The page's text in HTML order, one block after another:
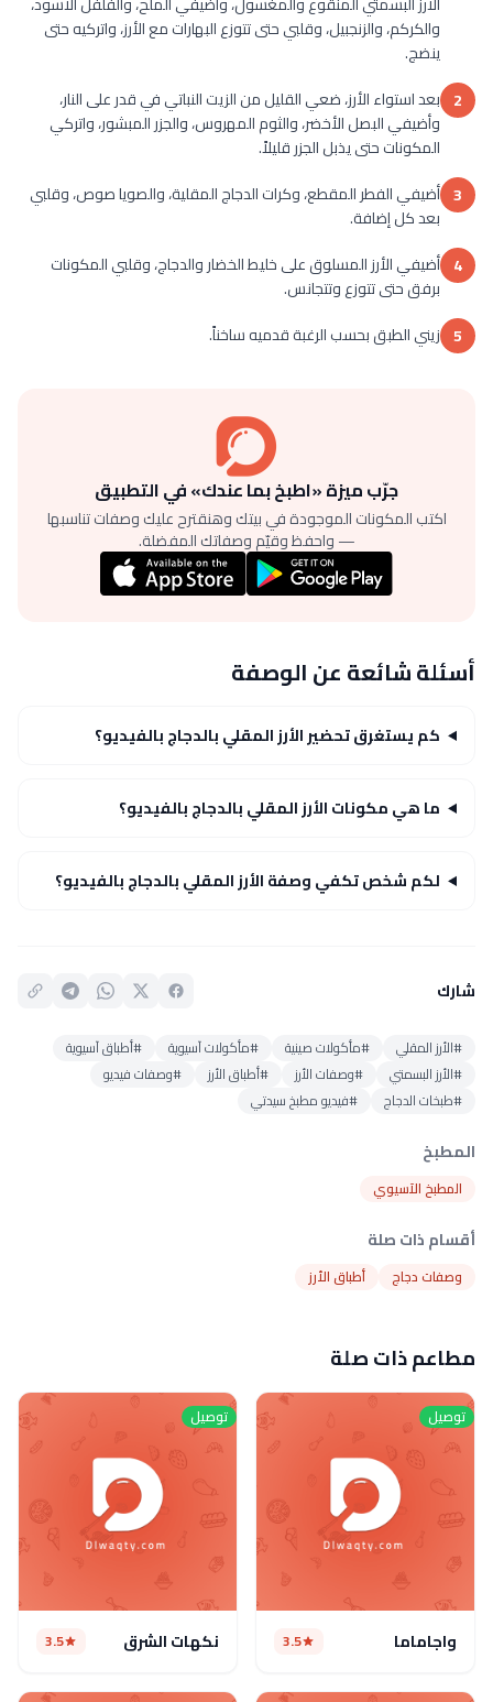
والكركم، والزنجبيل، وقلبي حتى تتوزع البهارات مع الأرز، واتركيه حتى
ينضج.
2 بعد استواء الأرز، ضعي القليل من الزيت النباتي في قدر على النار،
وأضيفي البصل الأخضر، والثوم المهروس، والجزر المبشور، واتركي
المكونات حتى يذبل الجزر قليلاً.
3 أضيفي الفطر المقطع، وكرات الدجاج المقلية، والصويا صوص، وقلبي
بعد كل إضافة.
4 أضيفي الأرز المسلوق على خليط الخضار والدجاج، وقلبي المكونات
برفق حتى تتوزع وتتجانس.
5 زيني الطبق بحسب الرغبة قدميه ساخناً.
جرّب ميزة «اطبخ بما عندك» في التطبيق
اكتب المكونات الموجودة في بيتك وهنقترح عليك وصفات تناسبها
— واحفظ وقيّم وصفاتك المفضلة.
أسئلة شائعة عن الوصفة
كم يستغرق تحضير الأرز المقلي بالدجاج بالفيديو؟
ما هي مكونات الأرز المقلي بالدجاج بالفيديو؟
لكم شخص تكفي وصفة الأرز المقلي بالدجاج بالفيديو؟
شارك
#الأرز المقلي #مأكولات صينية #مأكولات آسيوية
#أطباق آسيوية
#الأرز البسمتي
#وصفات الأرز #أطباق الأرز
#وصفات فيديو
#طبخات الدجاج
#فيديو مطبخ سيدتي
المطبخ
المطبخ الآسيوي
أقسام ذات صلة
وصفات دجاج أطباق الأرز
مطاعم ذات صلة
توصيل
واجاماما 3.5
توصيل
نكهات الشرق 3.5